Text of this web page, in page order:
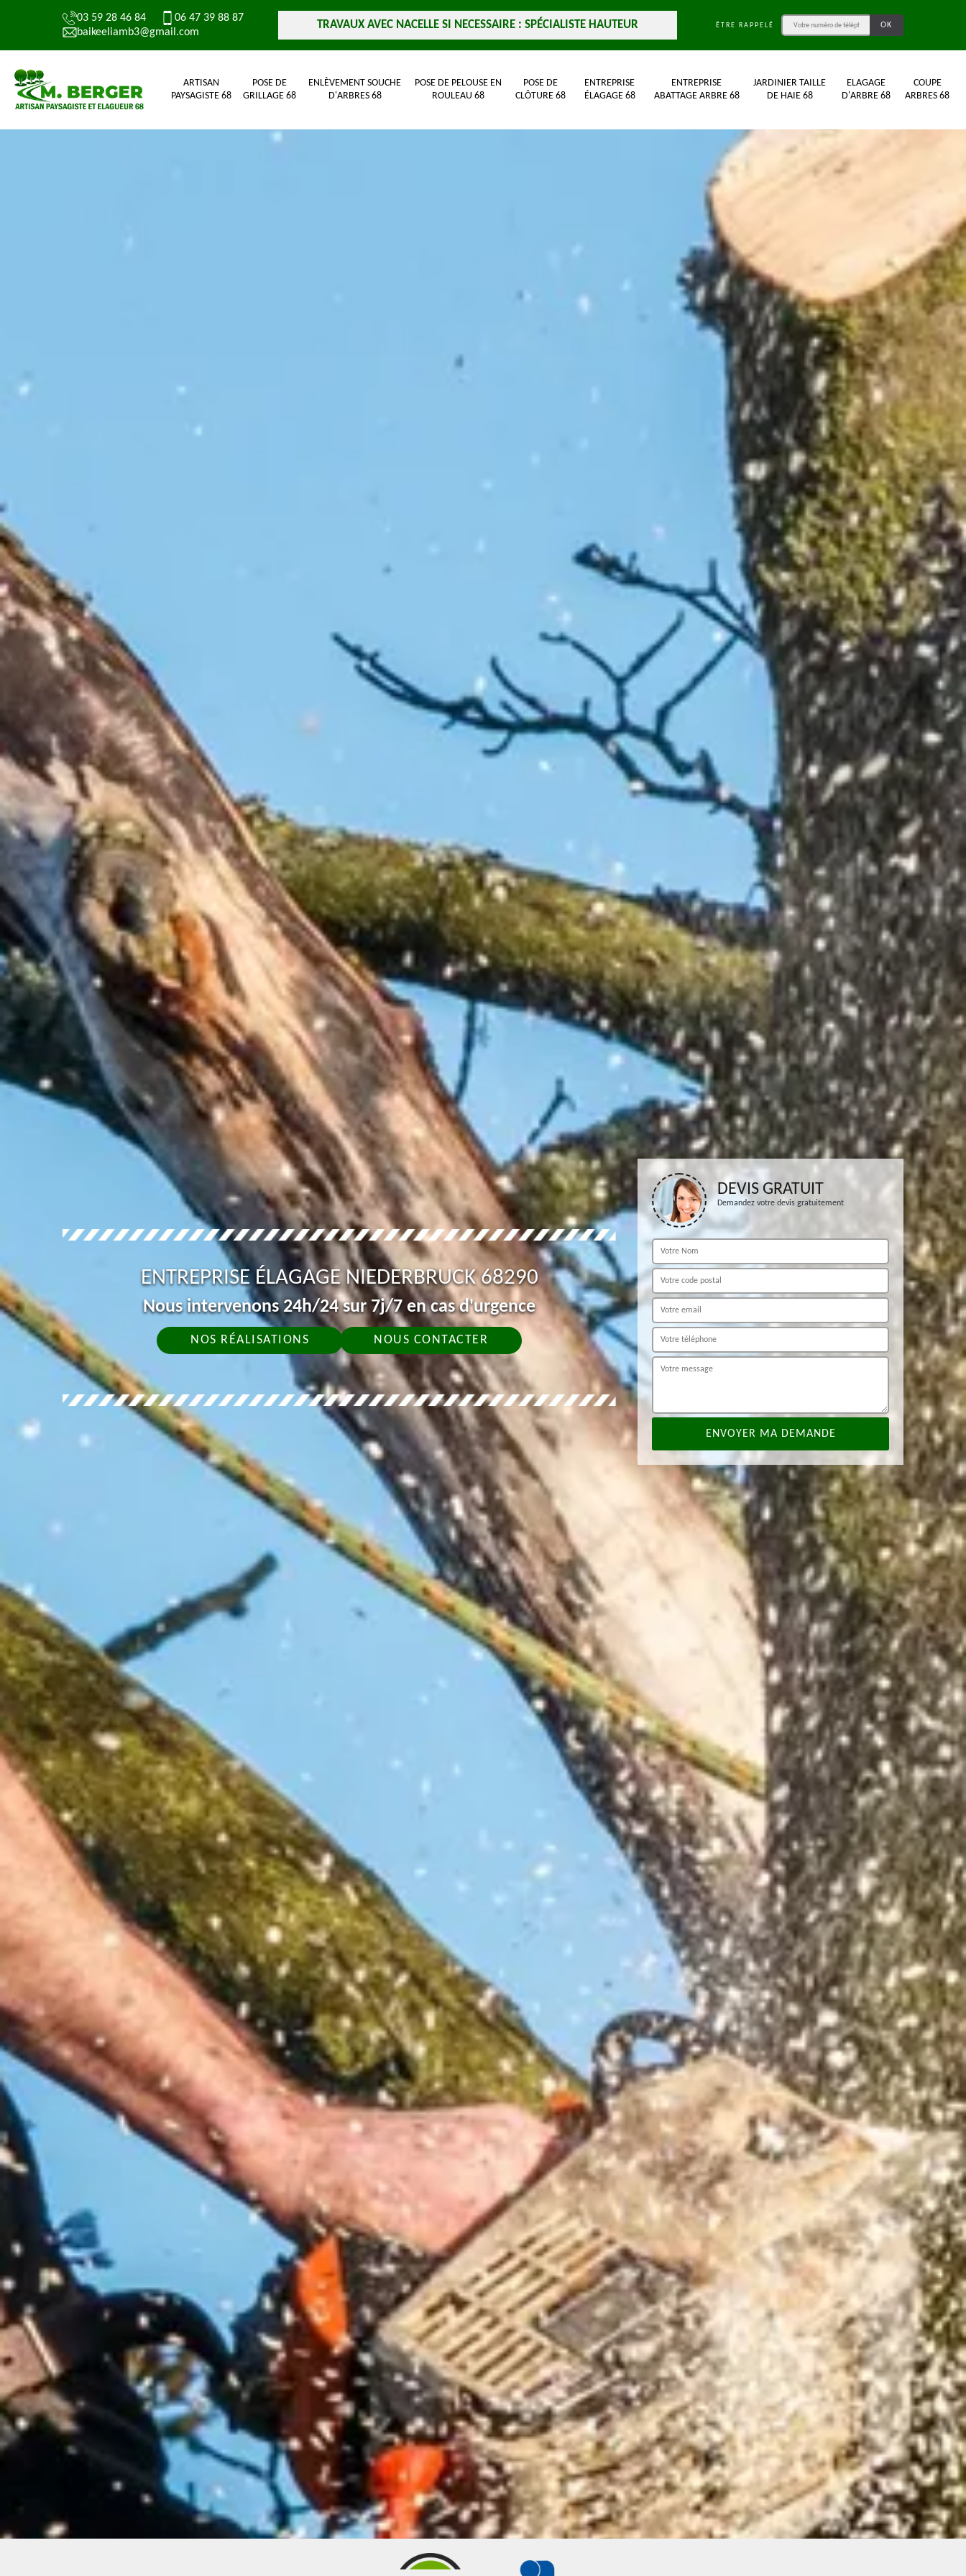
03 59 28 46 84
06 47 39 88 87
baikeeliamb3@gmail.com
TRAVAUX AVEC NACELLE SI NECESSAIRE : SPÉCIALISTE HAUTEUR ÊTRE RAPPELÉ
ARTISAN
PAYSAGISTE 68
POSE DE
GRILLAGE 68
ENLÈVEMENT SOUCHE
D'ARBRES 68
POSE DE PELOUSE EN
ROULEAU 68
POSE DE
CLÔTURE 68
ENTREPRISE
ÉLAGAGE 68
ENTREPRISE
ABATTAGE ARBRE 68
JARDINIER TAILLE
DE HAIE 68
ELAGAGE
D'ARBRE 68
COUPE
ARBRES 68
ENTREPRISE ÉLAGAGE NIEDERBRUCK 68290
Nous intervenons 24h/24 sur 7j/7 en cas d'urgence
NOS RÉALISATIONS NOUS CONTACTER
DEVIS GRATUIT
Demandez votre devis gratuitement